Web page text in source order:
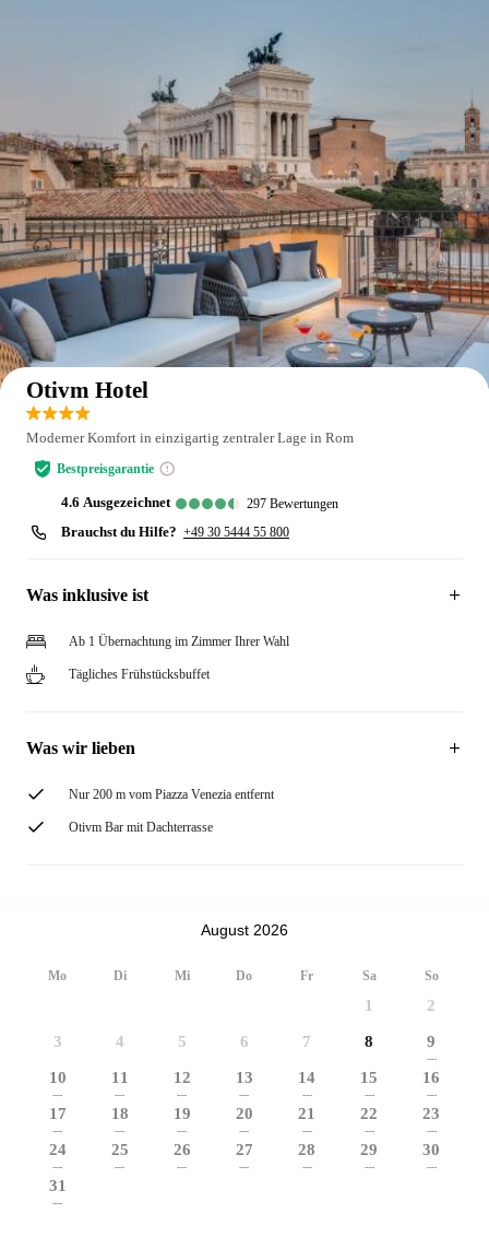
Auf der Karte anzeigen
Otivm Hotel
Moderner Komfort in einzigartig zentraler Lage in Rom
Bestpreisgarantie
4.6 ausgezeichnet 297 Bewertungen
Brauchst du Hilfe? +49 30 5444 55 800
Was inklusive ist
Ab 1 Übernachtung im Zimmer Ihrer Wahl
Tägliches Frühstücksbuffet
Was wir lieben
Nur 200 m vom Piazza Venezia entfernt
Otivm Bar mit Dachterrasse
August 2026
Mo Di Mi Do Fr Sa So
1 2
3 4 5 6 7 8 9
---
10
---
11
---
12
---
13
---
14
---
15
---
16
---
17
---
18
---
19
---
20
---
21
---
22
---
23
---
24
---
25
---
26
---
27
---
28
---
29
---
30
---
31
---